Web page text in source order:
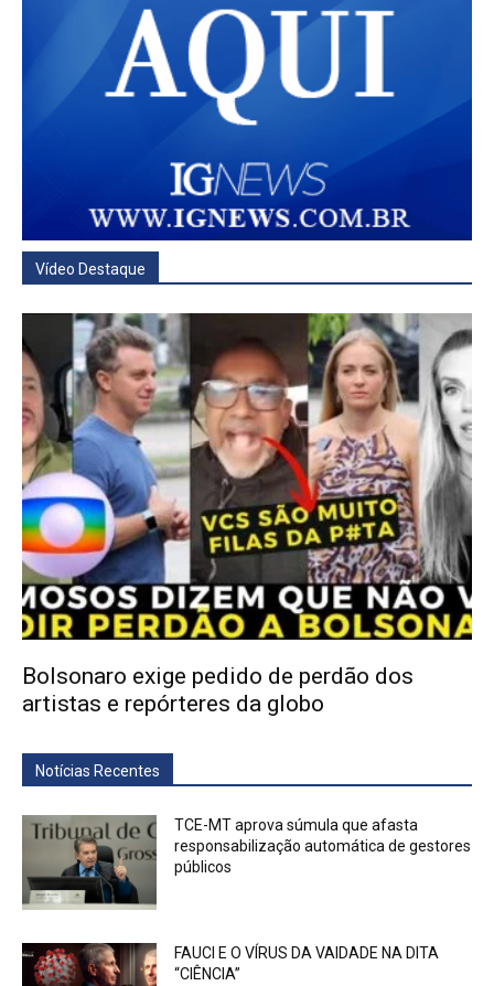
Vídeo Destaque
Bolsonaro exige pedido de perdão dos
artistas e repórteres da globo
Notícias Recentes
TCE-MT aprova súmula que afasta
responsabilização automática de gestores
públicos
FAUCI E O VÍRUS DA VAIDADE NA DITA
“CIÊNCIA”